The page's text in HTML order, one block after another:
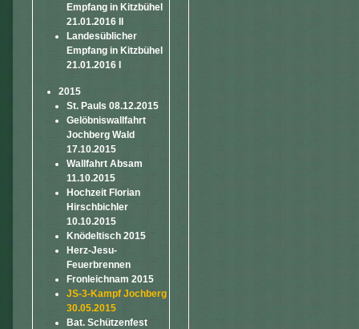
Empfang in Kitzbühel
21.01.2016 II
Landesüblicher
Empfang in Kitzbühel
21.01.2016 I
2015
St. Pauls 08.12.2015
Gelöbniswallfahrt
Jochberg Wald
17.10.2015
Wallfahrt Absam
11.10.2015
Hochzeit Florian
Hirschbichler
10.10.2015
Knödeltisch 2015
Herz-Jesu-
Feuerbrennen
Fronleichnam 2015
JS-3-Kampf Jochberg
30.05.2015
Bat. Schützenfest